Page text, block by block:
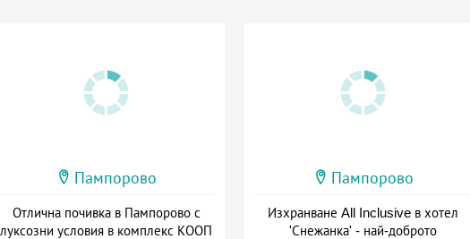
Пампорово
Отлична почивка в Пампорово с
луксозни условия в комплекс КООП
Пампорово
Изхранване All Inclusive в хотел
'Снежанка' - най-доброто